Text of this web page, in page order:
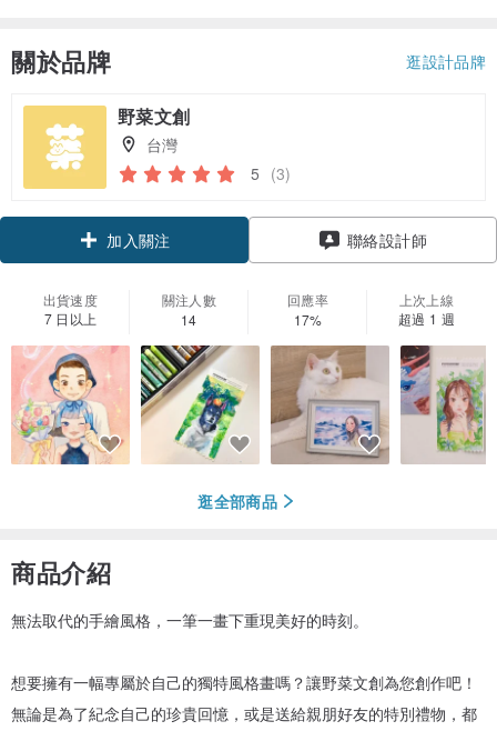
關於品牌 逛設計品牌
野菜文創
台灣
5 (3)
加入關注
聯絡設計師
出貨速度
7 日以上
關注人數
14
回應率
17%
上次上線
超過 1 週
逛全部商品
商品介紹
無法取代的手繪風格，一筆一畫下重現美好的時刻。
想要擁有一幅專屬於自己的獨特風格畫嗎？讓野菜文創為您創作吧！
無論是為了紀念自己的珍貴回憶，或是送給親朋好友的特別禮物，都